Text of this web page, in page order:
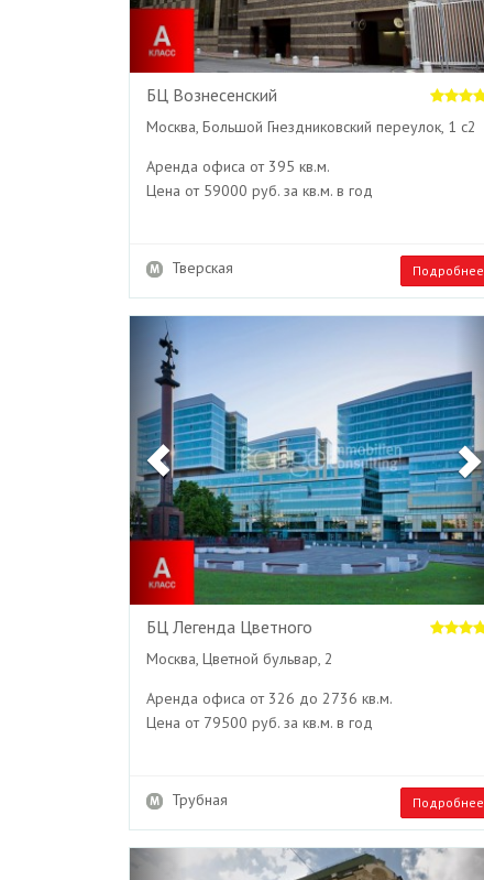
БЦ Вознесенский
Москва, Большой Гнездниковский переулок, 1 с2
Аренда офиса от 395 кв.м.
Цена от 59000 руб. за кв.м. в год
Тверская Подробнее
Previous
БЦ Легенда Цветного
Москва, Цветной бульвар, 2
Аренда офиса от 326 до 2736 кв.м.
Цена от 79500 руб. за кв.м. в год
Трубная Подробнее
Previous